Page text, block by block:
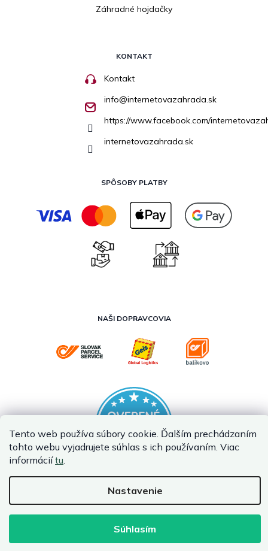
Tento web používa súbory cookie. Ďalším prechádzaním
tohto webu vyjadrujete súhlas s ich používaním. Viac
informáciítu.
Nastavenie
Súhlasím
Záhradné hojdačky
KONTAKT
Kontakt
info@internetovazahrada.sk
https://www.facebook.com/
internetovazahrada.sk
SPÔSOBY PLATBY
NAŠI DOPRAVCOVIA
Vytvoril Shoptet Premium